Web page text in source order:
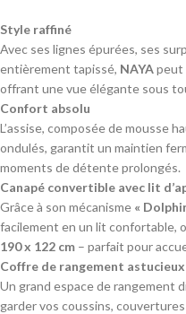
Style raffiné
Avec ses lignes épurées, ses
entièrement tapissé, NAYApeut
offrant une vue élégante sous
Confort absolu
L’assise, composée de mousse
ondulés, garantit un maintien
moments de détente prolongés.
Canapé convertible avec lit
Grâce à son mécanisme «
facilement en un lit confortable,
190 x 122 cm – parfait pour
Coffre de rangement astucieux
Un grand espace de rangement
garder vos coussins,